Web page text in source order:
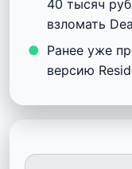
40 тысяч
взломать
Ранее уже
версию